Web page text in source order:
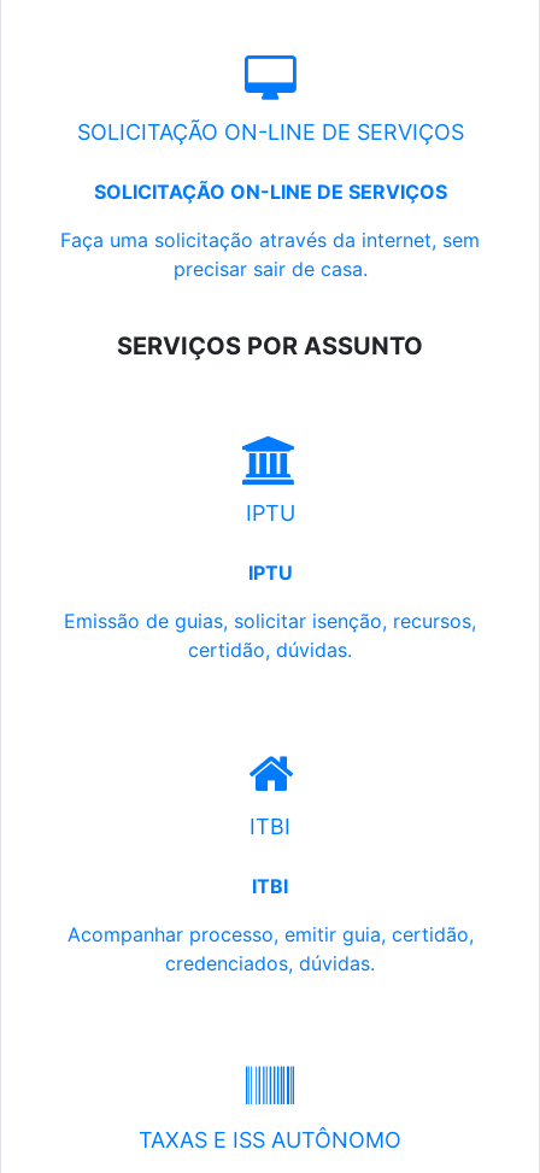
SOLICITAÇÃO ON-LINE DE SERVIÇOS
SOLICITAÇÃO ON-LINE DE SERVIÇOS
Faça uma solicitação através da internet, sem
precisar sair de casa.
SERVIÇOS POR ASSUNTO
IPTU
IPTU
Emissão de guias, solicitar isenção, recursos,
certidão, dúvidas.
ITBI
ITBI
Acompanhar processo, emitir guia, certidão,
credenciados, dúvidas.
TAXAS E ISS AUTÔNOMO